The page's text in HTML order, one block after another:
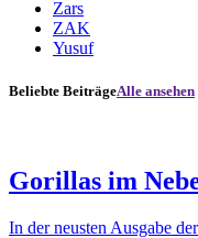
Zars
ZAK
Yusuf
Beliebte BeiträgeAlle ansehen
Gorillas im
In der neusten Ausgabe